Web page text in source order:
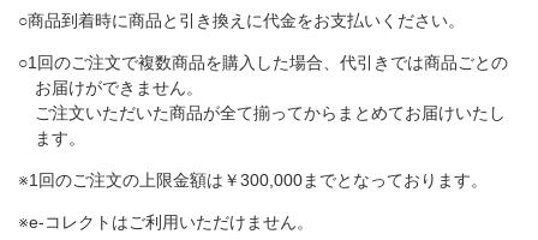
○商品到着時に商品と引き換えに代金をお支払いください。
○1回のご注文で複数商品を購入した場合、代引きでは商品ごとの
お届けができません。
ご注文いただいた商品が全て揃ってからまとめてお届けいたし
ます。​
※1回のご注文の上限金額は￥300,000までとなっております。
※e-コレクトはご利用いただけません。